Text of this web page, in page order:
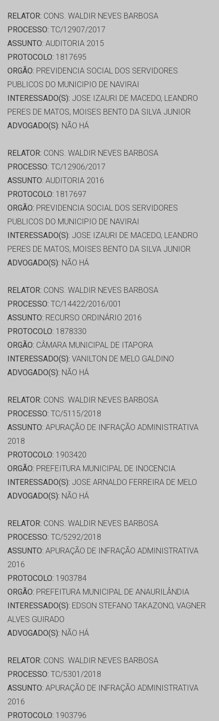
RELATOR: CONS. WALDIR NEVES BARBOSA
PROCESSO: TC/12907/2017
ASSUNTO: AUDITORIA 2015
PROTOCOLO: 1817695
ORGÃO: PREVIDENCIA SOCIAL DOS SERVIDORES
PUBLICOS DO MUNICIPIO DE NAVIRAI
INTERESSADO(S): JOSE IZAURI DE MACEDO, LEANDRO
PERES DE MATOS, MOISES BENTO DA SILVA JUNIOR
ADVOGADO(S): NÃO HÁ
RELATOR: CONS. WALDIR NEVES BARBOSA
PROCESSO: TC/12906/2017
ASSUNTO: AUDITORIA 2016
PROTOCOLO: 1817697
ORGÃO: PREVIDENCIA SOCIAL DOS SERVIDORES
PUBLICOS DO MUNICIPIO DE NAVIRAI
INTERESSADO(S): JOSE IZAURI DE MACEDO, LEANDRO
PERES DE MATOS, MOISES BENTO DA SILVA JUNIOR
ADVOGADO(S): NÃO HÁ
RELATOR: CONS. WALDIR NEVES BARBOSA
PROCESSO: TC/14422/2016/001
ASSUNTO: RECURSO ORDINÁRIO 2016
PROTOCOLO: 1878330
ORGÃO: CÂMARA MUNICIPAL DE ITAPORA
INTERESSADO(S): VANILTON DE MELO GALDINO
ADVOGADO(S): NÃO HÁ
RELATOR: CONS. WALDIR NEVES BARBOSA
PROCESSO: TC/5115/2018
ASSUNTO: APURAÇÃO DE INFRAÇÃO ADMINISTRATIVA
2018
PROTOCOLO: 1903420
ORGÃO: PREFEITURA MUNICIPAL DE INOCENCIA
INTERESSADO(S): JOSE ARNALDO FERREIRA DE MELO
ADVOGADO(S): NÃO HÁ
RELATOR: CONS. WALDIR NEVES BARBOSA
PROCESSO: TC/5292/2018
ASSUNTO: APURAÇÃO DE INFRAÇÃO ADMINISTRATIVA
2016
PROTOCOLO: 1903784
ORGÃO: PREFEITURA MUNICIPAL DE ANAURILÂNDIA
INTERESSADO(S): EDSON STEFANO TAKAZONO, VAGNER
ALVES GUIRADO
ADVOGADO(S): NÃO HÁ
RELATOR: CONS. WALDIR NEVES BARBOSA
PROCESSO: TC/5301/2018
ASSUNTO: APURAÇÃO DE INFRAÇÃO ADMINISTRATIVA
2016
PROTOCOLO: 1903796